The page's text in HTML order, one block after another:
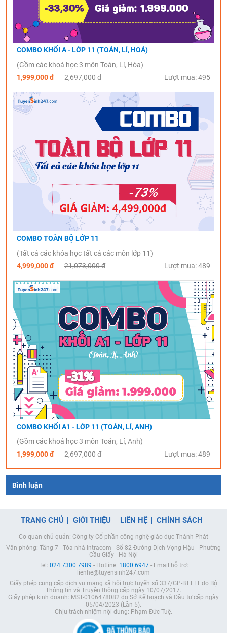
COMBO KHỐI A - LỚP 11 (TOÁN, LÍ, HOÁ)
(Gồm các khoá học 3 môn Toán, Lí, Hóa)
1,999,000 đ
2,697,000 đ Lượt mua: 495
COMBO TOÀN BỘ LỚP 11
(Tất cả các khóa học tất cả các môn lớp 11)
4,999,000 đ
21,073,000 đ Lượt mua: 489
COMBO KHỐI A1 - LỚP 11 (TOÁN, LÍ, ANH)
(Gồm các khoá học 3 môn Toán, Lí, Anh)
1,999,000 đ
2,697,000 đ Lượt mua: 489
Bình luận
TRANG CHỦ GIỚI THIỆU LIÊN HỆ CHÍNH SÁCH
Cơ quan chủ quản: Công ty Cổ phần công nghệ giáo dục Thành Phát
Văn phòng: Tầng 7 - Tòa nhà Intracom - Số 82 Đường Dịch Vọng Hậu - Phường
Cầu Giấy - Hà Nội
Tel: 024.7300.7989 - Hotline: 1800.6947- Email hỗ trợ:
lienhe@tuyensinh247.com
Giấy phép cung cấp dịch vụ mạng xã hội trực tuyến số 337/GP-BTTTT do Bộ
Thông tin và Truyền thông cấp ngày 10/07/2017.
Giấy phép kinh doanh: MST-0106478082 do Sở Kế hoạch và Đầu tư cấp ngày
05/04/2023 (Lần 5).
Chịu trách nhiệm nội dung: Phạm Đức Tuệ.